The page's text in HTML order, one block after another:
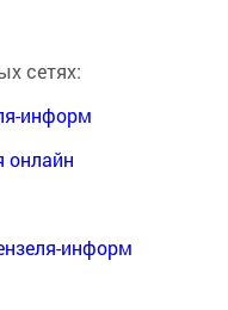
сетях:
информ
онлайн
информ